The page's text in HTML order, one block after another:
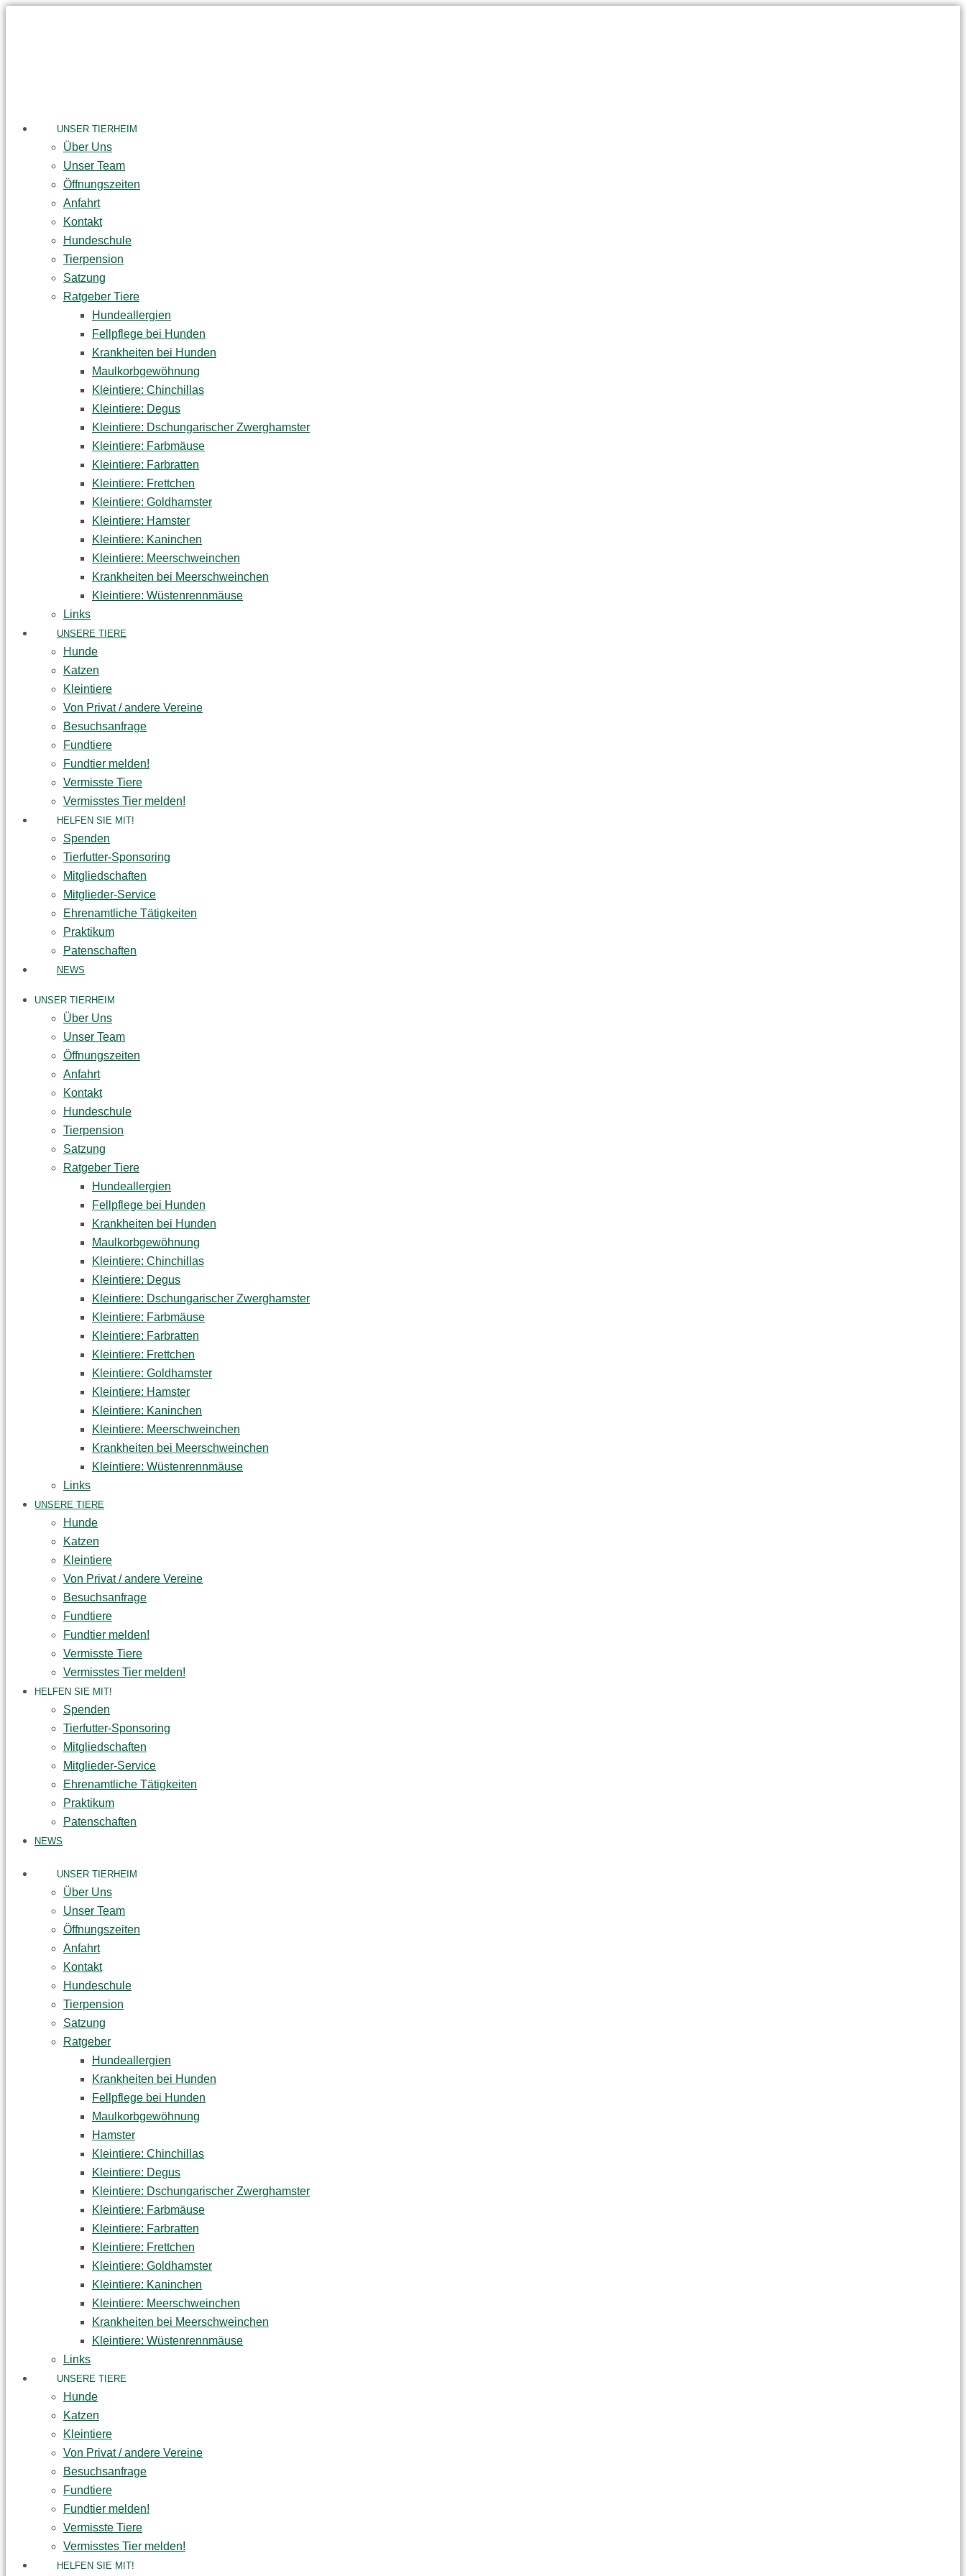
UNSER TIERHEIM
Über Uns
Unser Team
Öffnungszeiten
Anfahrt
Kontakt
Hundeschule
Tierpension
Satzung
Ratgeber Tiere
Hundeallergien
Fellpflege bei Hunden
Krankheiten bei Hunden
Maulkorbgewöhnung
Kleintiere: Chinchillas
Kleintiere: Degus
Kleintiere: Dschungarischer Zwerghamster
Kleintiere: Farbmäuse
Kleintiere: Farbratten
Kleintiere: Frettchen
Kleintiere: Goldhamster
Kleintiere: Hamster
Kleintiere: Kaninchen
Kleintiere: Meerschweinchen
Krankheiten bei Meerschweinchen
Kleintiere: Wüstenrennmäuse
Links
UNSERE TIERE
Hunde
Katzen
Kleintiere
Von Privat / andere Vereine
Besuchsanfrage
Fundtiere
Fundtier melden!
Vermisste Tiere
Vermisstes Tier melden!
HELFEN SIE MIT!
Spenden
Tierfutter-Sponsoring
Mitgliedschaften
Mitglieder-Service
Ehrenamtliche Tätigkeiten
Praktikum
Patenschaften
NEWS
UNSER TIERHEIM
Über Uns
Unser Team
Öffnungszeiten
Anfahrt
Kontakt
Hundeschule
Tierpension
Satzung
Ratgeber Tiere
Hundeallergien
Fellpflege bei Hunden
Krankheiten bei Hunden
Maulkorbgewöhnung
Kleintiere: Chinchillas
Kleintiere: Degus
Kleintiere: Dschungarischer Zwerghamster
Kleintiere: Farbmäuse
Kleintiere: Farbratten
Kleintiere: Frettchen
Kleintiere: Goldhamster
Kleintiere: Hamster
Kleintiere: Kaninchen
Kleintiere: Meerschweinchen
Krankheiten bei Meerschweinchen
Kleintiere: Wüstenrennmäuse
Links
UNSERE TIERE
Hunde
Katzen
Kleintiere
Von Privat / andere Vereine
Besuchsanfrage
Fundtiere
Fundtier melden!
Vermisste Tiere
Vermisstes Tier melden!
HELFEN SIE MIT!
Spenden
Tierfutter-Sponsoring
Mitgliedschaften
Mitglieder-Service
Ehrenamtliche Tätigkeiten
Praktikum
Patenschaften
NEWS
UNSER TIERHEIM
Über Uns
Unser Team
Öffnungszeiten
Anfahrt
Kontakt
Hundeschule
Tierpension
Satzung
Ratgeber
Hundeallergien
Krankheiten bei Hunden
Fellpflege bei Hunden
Maulkorbgewöhnung
Hamster
Kleintiere: Chinchillas
Kleintiere: Degus
Kleintiere: Dschungarischer Zwerghamster
Kleintiere: Farbmäuse
Kleintiere: Farbratten
Kleintiere: Frettchen
Kleintiere: Goldhamster
Kleintiere: Kaninchen
Kleintiere: Meerschweinchen
Krankheiten bei Meerschweinchen
Kleintiere: Wüstenrennmäuse
Links
UNSERE TIERE
Hunde
Katzen
Kleintiere
Von Privat / andere Vereine
Besuchsanfrage
Fundtiere
Fundtier melden!
Vermisste Tiere
Vermisstes Tier melden!
HELFEN SIE MIT!